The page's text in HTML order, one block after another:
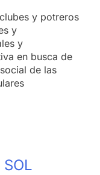
y potreros
y
y
en busca de
de las